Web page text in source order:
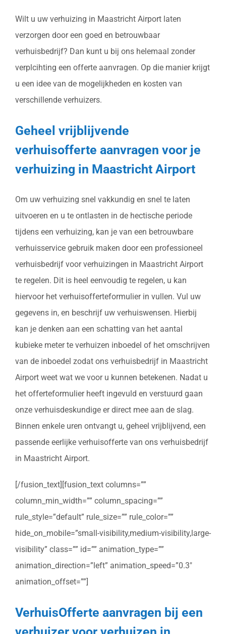
Wilt u uw verhuizing in Maastricht Airport laten
verzorgen door een goed en betrouwbaar
verhuisbedrijf? Dan kunt u bij ons helemaal zonder
verplcihting een offerte aanvragen. Op die manier krijgt
u een idee van de mogelijkheden en kosten van
verschillende verhuizers.
Geheel vrijblijvende
verhuisofferte aanvragen voor je
verhuizing in Maastricht Airport
Om uw verhuizing snel vakkundig en snel te laten
uitvoeren en u te ontlasten in de hectische periode
tijdens een verhuizing, kan je van een betrouwbare
verhuisservice gebruik maken door een professioneel
verhuisbedrijf voor verhuizingen in Maastricht Airport
te regelen. Dit is heel eenvoudig te regelen, u kan
hiervoor het verhuisofferteformulier in vullen. Vul uw
gegevens in, en beschrijf uw verhuiswensen. Hierbij
kan je denken aan een schatting van het aantal
kubieke meter te verhuizen inboedel of het omschrijven
van de inboedel zodat ons verhuisbedrijf in Maastricht
Airport weet wat we voor u kunnen betekenen. Nadat u
het offerteformulier heeft ingevuld en verstuurd gaan
onze verhuisdeskundige er direct mee aan de slag.
Binnen enkele uren ontvangt u, geheel vrijblijvend, een
passende eerlijke verhuisofferte van ons verhuisbedrijf
in Maastricht Airport.
[/fusion_text][fusion_text columns=””
column_min_width=”” column_spacing=””
rule_style=”default” rule_size=”” rule_color=””
hide_on_mobile=”small-visibility,medium-visibility,large-
visibility” class=”” id=”” animation_type=””
animation_direction=”left” animation_speed=”0.3″
animation_offset=””]
VerhuisOfferte aanvragen bij een